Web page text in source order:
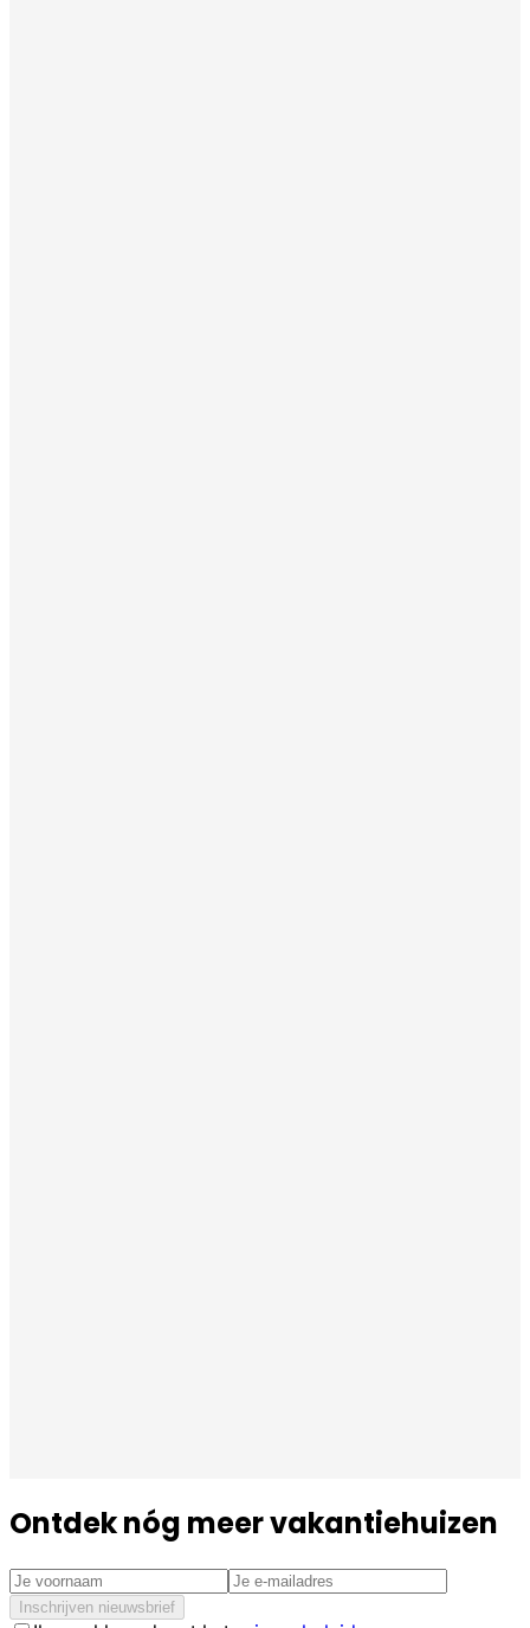
Ontdek nóg meer vakantiehuizen
Inschrijven nieuwsbrief